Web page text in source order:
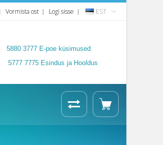
Vormista ost Logi sisse EST
5880 3777 E-poe küsimused
7775 Esindus ja Hooldus